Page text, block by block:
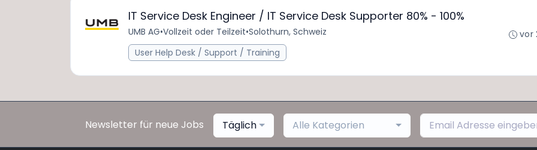
IT Service Desk Engineer / IT Service Desk Supporter 80% - 100%
UMB AG•Vollzeit oder Teilzeit•Solothurn, Schweiz
User Help Desk / Support / Training
vor
Newsletter für neue Jobs Täglich Alle Kategorien